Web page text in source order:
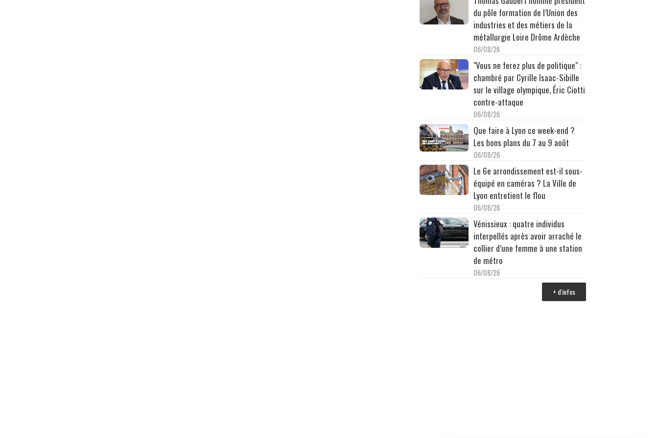
du pôle formation de l’Union des
industries et des métiers de la
métallurgie Loire Drôme Ardèche
06/08/26
"Vous ne ferez plus de politique" :
chambré par Cyrille Isaac-Sibille
sur le village olympique, Éric Ciotti
contre-attaque
06/08/26
Que faire à Lyon ce week-end ?
Les bons plans du 7 au 9 août
06/08/26
Le 6e arrondissement est-il sous-
équipé en caméras ? La Ville de
Lyon entretient le flou
06/08/26
Vénissieux : quatre individus
interpellés après avoir arraché le
collier d’une femme à une station
de métro
06/08/26
+ d'infos